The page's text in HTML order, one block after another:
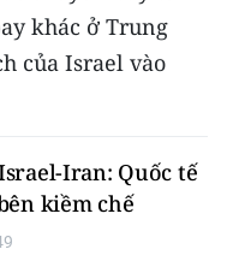
khác ở Trung
của Israel vào
Iran: Quốc tế
kiềm chế